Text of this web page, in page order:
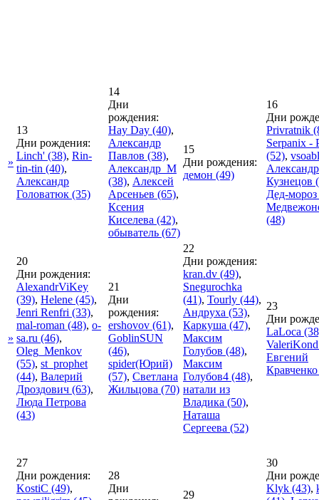
»
13
Дни рождения:
Linch' (38), Rin-
tin-tin (40),
Александр
Головатюк (35)
14
Дни
рождения:
Hay Day (40),
Александр
Павлов (38),
Александр_М
(38), Алексей
Арсеньев (65),
Ксения
Киселева (42),
обыватель (67)
15
Дни рождения:
демон (49)
16
Дни
Privratnik
Serpanix -
(52), vsoabl
Александр
Кузнецов
Дед-мороз
(48)
»
20
Дни рождения:
AlexandrViKey
(39), Helene (45),
Jenri Renfri (33),
mal-roman (48), o-
sa.ru (46),
Oleg_Menkov
(55), st_prophet
(44), Валерий
Дроздович (63),
Люда Петрова
(43)
21
Дни
рождения:
ershovov (61),
GoblinSUN
(46),
spider(Юрий)
(57), Светлана
Жильцова (70)
22
Дни рождения:
kran.dv (49),
Snegurochka
(41), Tourly (44),
Андруха (53),
Каркуша (47),
Максим
Голубов (48),
Максим
Голубов4 (48),
натали из
Владика (50),
Наташа
Сергеева (52)
23
Дни
LaLoca
ValeriKond
Евгений
Кравченко
27
Дни рождения:
KostiC (49),
28
Дни
29
30
Дни
Klyk (43),